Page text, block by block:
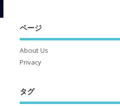
ページ
About Us
Privacy
タグ